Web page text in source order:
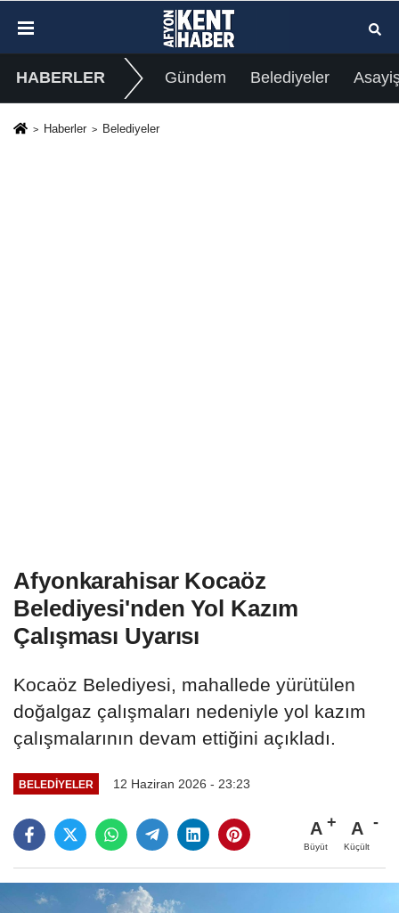
HABERLER Gündem Belediyeler
Haberler Belediyeler
Afyonkarahisar Kocaöz
Belediyesi'nden Yol Kazım
Çalışması Uyarısı
Kocaöz Belediyesi, mahallede yürütülen
doğalgaz çalışmaları nedeniyle yol kazım
çalışmalarının devam ettiğini açıkladı.
BELEDIYELER 12 Haziran 2026 - 23:23
A
Büyüt
A
Küçült